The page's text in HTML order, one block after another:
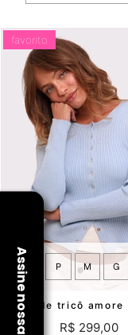
favorito
P M G
R$ 299,00